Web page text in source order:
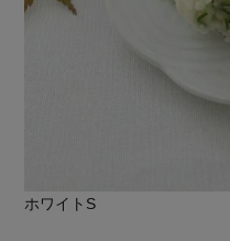
ホワイトS